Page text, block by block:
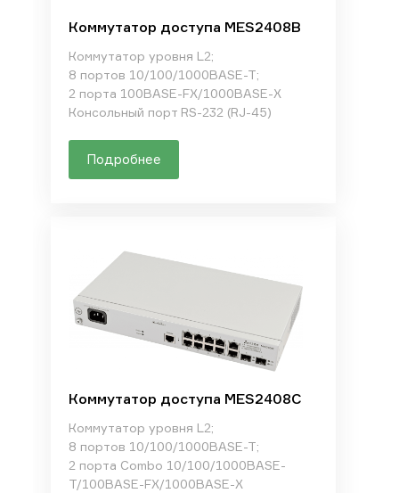
Коммутатор доступа MES2408B
Коммутатор уровня L2;
8 портов 10/100/1000BASE-T;
2 порта 100BASE-FX/1000BASE-X
Консольный порт RS-232 (RJ-45)
Подробнее
Коммутатор доступа MES2408C
Коммутатор уровня L2;
8 портов 10/100/1000BASE-T;
2 порта Combo 10/100/1000BASE-
T/100BASE-FX/1000BASE-X